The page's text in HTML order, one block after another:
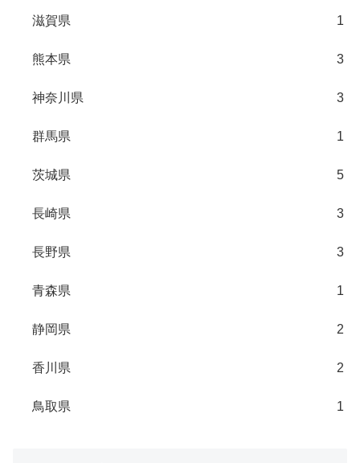
滋賀県 1
熊本県 3
神奈川県 3
群馬県 1
茨城県 5
長崎県 3
長野県 3
青森県 1
静岡県 2
香川県 2
鳥取県 1